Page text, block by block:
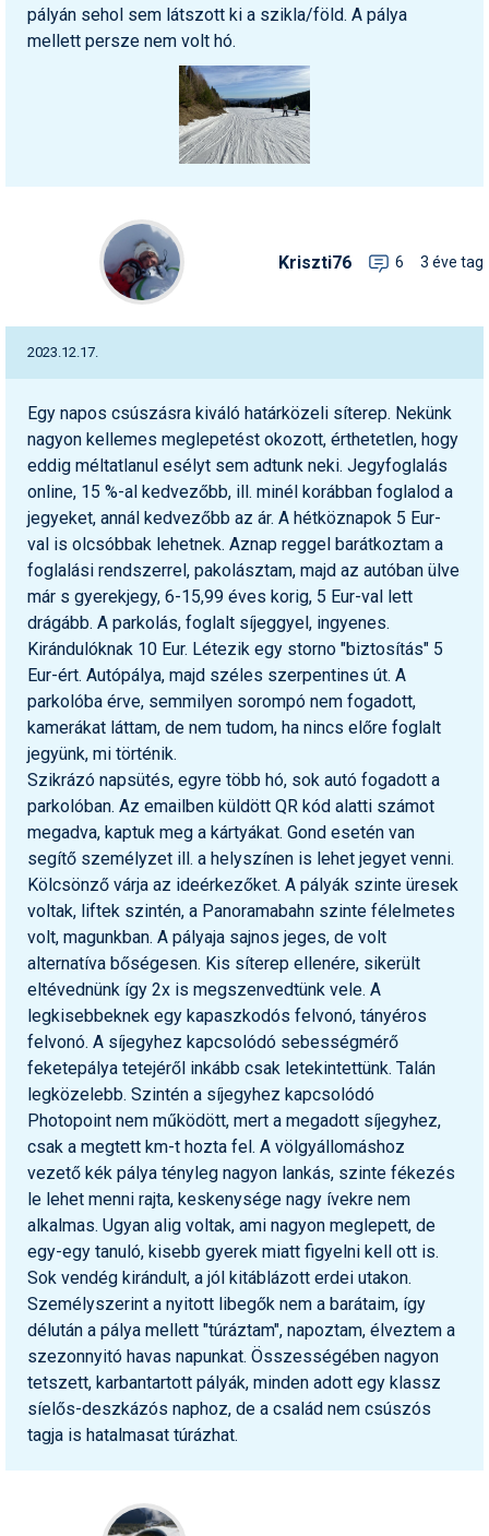
pályán sehol sem látszott ki a szikla/föld. A pálya
mellett persze nem volt hó.
Kriszti76 6 3 éve tag
2023.12.17.
Egy napos csúszásra kiváló határközeli síterep. Nekünk
nagyon kellemes meglepetést okozott, érthetetlen, hogy
eddig méltatlanul esélyt sem adtunk neki. Jegyfoglalás
online, 15 %-al kedvezőbb, ill. minél korábban foglalod a
jegyeket, annál kedvezőbb az ár. A hétköznapok 5 Eur-
val is olcsóbbak lehetnek. Aznap reggel barátkoztam a
foglalási rendszerrel, pakolásztam, majd az autóban ülve
már s gyerekjegy, 6-15,99 éves korig, 5 Eur-val lett
drágább. A parkolás, foglalt síjeggyel, ingyenes.
Kirándulóknak 10 Eur. Létezik egy storno "biztosítás" 5
Eur-ért. Autópálya, majd széles szerpentines út. A
parkolóba érve, semmilyen sorompó nem fogadott,
kamerákat láttam, de nem tudom, ha nincs előre foglalt
jegyünk, mi történik.
Szikrázó napsütés, egyre több hó, sok autó fogadott a
parkolóban. Az emailben küldött QR kód alatti számot
megadva, kaptuk meg a kártyákat. Gond esetén van
segítő személyzet ill. a helyszínen is lehet jegyet venni.
Kölcsönző várja az ideérkezőket. A pályák szinte üresek
voltak, liftek szintén, a Panoramabahn szinte félelmetes
volt, magunkban. A pályaja sajnos jeges, de volt
alternatíva bőségesen. Kis síterep ellenére, sikerült
eltévednünk így 2x is megszenvedtünk vele. A
legkisebbeknek egy kapaszkodós felvonó, tányéros
felvonó. A síjegyhez kapcsolódó sebességmérő
feketepálya tetejéről inkább csak letekintettünk. Talán
legközelebb. Szintén a síjegyhez kapcsolódó
Photopoint nem működött, mert a megadott síjegyhez,
csak a megtett km-t hozta fel. A völgyállomáshoz
vezető kék pálya tényleg nagyon lankás, szinte fékezés
le lehet menni rajta, keskenysége nagy ívekre nem
alkalmas. Ugyan alig voltak, ami nagyon meglepett, de
egy-egy tanuló, kisebb gyerek miatt figyelni kell ott is.
Sok vendég kirándult, a jól kitáblázott erdei utakon.
Személyszerint a nyitott libegők nem a barátaim, így
délután a pálya mellett "túráztam", napoztam, élveztem a
szezonnyitó havas napunkat. Összességében nagyon
tetszett, karbantartott pályák, minden adott egy klassz
síelős-deszkázós naphoz, de a család nem csúszós
tagja is hatalmasat túrázhat.